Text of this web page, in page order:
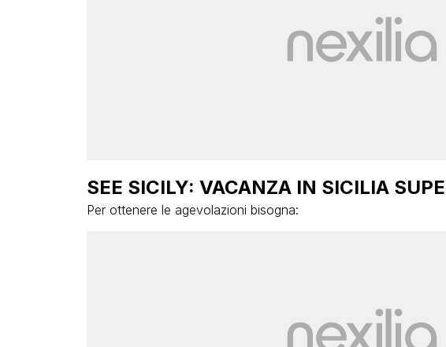
SEE SICILY: VACANZA IN SICILIA
Per ottenere le agevolazioni bisogna: